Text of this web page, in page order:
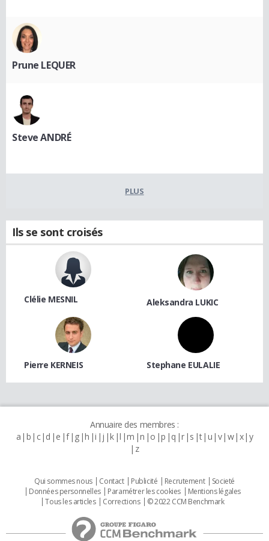
Prune LEQUER
Steve ANDRÉ
PLUS
Ils se sont croisés
Clélie MESNIL Aleksandra LUKIC
Pierre KERNEIS Stephane EULALIE
Annuaire des membres :
a b c d e f g h i j k l m n o p q r s t u v w x y
z
Qui sommes nous Contact Publicité Recrutement
Societé
Données personnelles
Paramétrer les cookies
Mentions légales
Tous les articles
Corrections © 2022 CCM Benchmark